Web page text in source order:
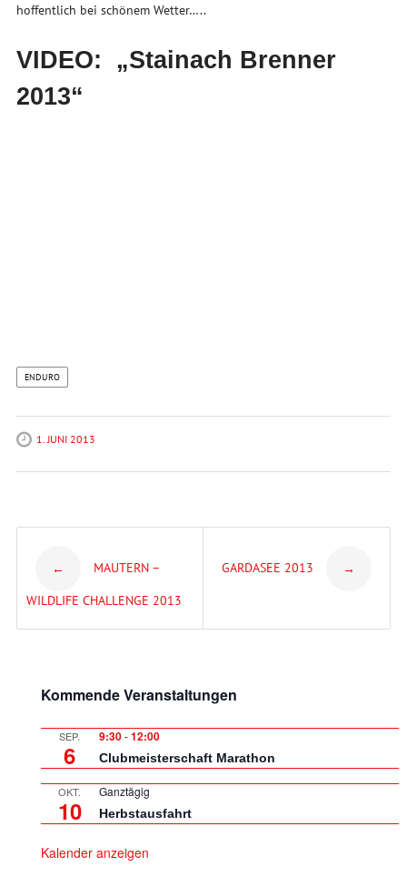
hoffentlich bei schönem Wetter…..
VIDEO: „Stainach Brenner
2013“
ENDURO
1. JUNI 2013
navigation
← MAUTERN –
WILDLIFE CHALLENGE 2013
GARDASEE 2013 →
Kommende Veranstaltungen
SEP.
6
9:30-12:00
Clubmeisterschaft Marathon
OKT.
10
Ganztägig
Herbstausfahrt
Kalender anzeigen